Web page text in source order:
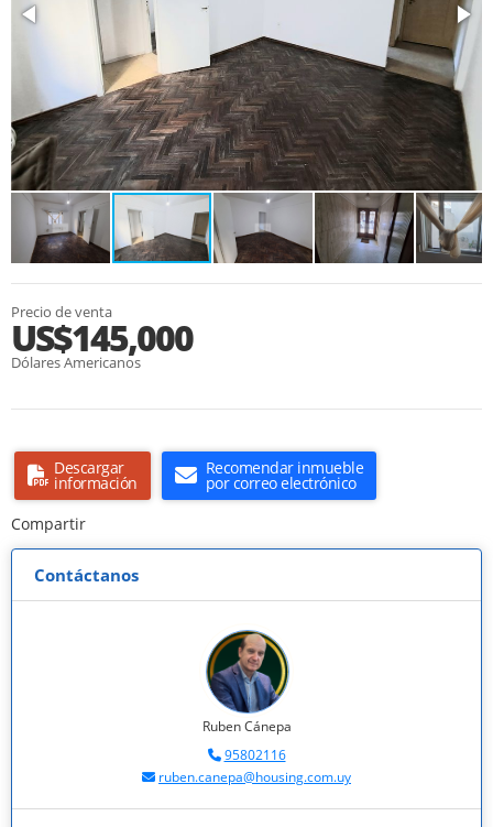
Precio de venta
US$145,000
Dólares Americanos
Descargar
información
Recomendar inmueble
por correo electrónico
Compartir
Contáctanos
Ruben Cánepa
95802116
ruben.canepa@housing.com.uy